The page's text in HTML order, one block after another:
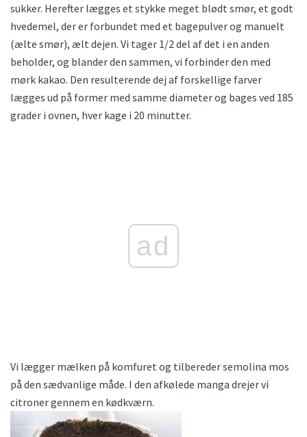
sukker. Herefter lægges et stykke meget blødt smør, et godt
hvedemel, der er forbundet med et bagepulver og manuelt
(ælte smør), ælt dejen. Vi tager 1/2 del af det i en anden
beholder, og blander den sammen, vi forbinder den med
mørk kakao. Den resulterende dej af forskellige farver
lægges ud på former med samme diameter og bages ved 185
grader i ovnen, hver kage i 20 minutter.
ad
Vi lægger mælken på komfuret og tilbereder semolina mos
på den sædvanlige måde. I den afkølede manga drejer vi
citroner gennem en kødkværn.